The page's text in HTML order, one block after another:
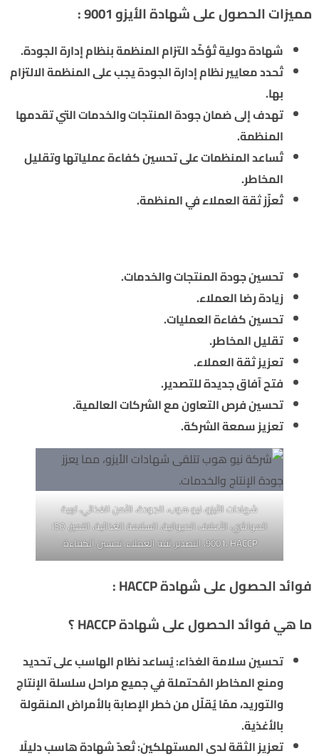
مميزات الحصول على شهادة الأيزو 9001 :
شهادة دولية تُؤكّد التزام المنظمة بنظام إدارة الجودة.
تُحدد معايير نظام إدارة الجودة يجب على المنظمة الالتزام
بها.
تهدف إلى ضمان جودة المنتجات والخدمات التي تقدمها
المنظمة.
تُساعد المنظمات على تحسين كفاءة عملياتها وتقليل
المخاطر.
تُعزّز ثقة العملاء في المنظمة.
تحسين جودة المنتجات والخدمات.
زيادة رضا العملاء.
تحسين كفاءة العمليات.
تقليل المخاطر.
تعزيز ثقة العملاء.
فتح آفاق جديدة للتصدير.
تحسين فرص التعاون مع الشركات العالمية.
تعزيز سمعة الشركة.
شهادات الأيزو، نيو هوب، الجودة، الأمن الغذائي، تربية
المواشي، الأعلاف الحيوانية، السلامة الغذائية، التميز، ISO
9001، HACCP، التصدير، ثقة العملاء، تحسين الكفاءة.
فوائد الحصول على شهادة HACCP
:
ما هي فوائد الحصول على شهادة HACCP ؟
تحسين سلامة الغذاء: يُساعد نظام الهاسب على تحديد
ومنع المخاطر المُحتملة في جميع مراحل سلسلة الإنتاج
والتوريد، ممّا يُقلّل من خطر الإصابة بالأمراض المنقولة
بالأغذية.
تعزيز الثقة لدى المستهلكين: تُعدّ شهادة هاسب دليلًا